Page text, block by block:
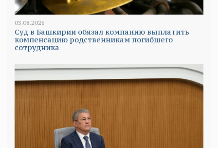
03.08.2026
Суд в Башкирии обязал компанию выплатить
компенсацию родственникам погибшего
сотрудника